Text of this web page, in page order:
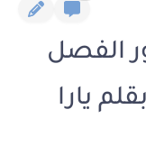
الفصل
الخامس والثلاثون 35 بقلم يارا